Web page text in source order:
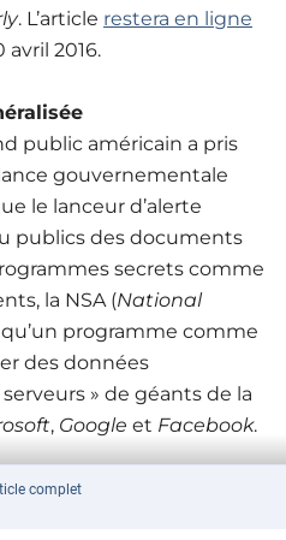
. L’article restera en ligne
avril 2016.
public américain a pris
gouvernementale
le lanceur d’alerte
publics des documents
secrets comme
la NSA (National
qu’un programme comme
des données
» de géants de la
, Google et Facebook.
qui ont suivi les
complet